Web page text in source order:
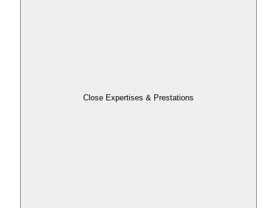
Close Expertises & Prestations